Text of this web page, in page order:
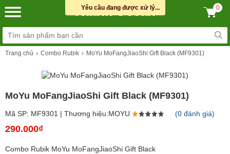
Rubik Ocean 0
Trang chủ Combo Rubik MoYu MoFangJiaoShi Gift Black (MF9301)
MoYu MoFangJiaoShi Gift Black (MF9301)
Mã SP: MF9301 | Thương hiệu:MOYU (0 đánh giá)
290.000₫
Combo Rubik MoYu MoFangJiaoShi Gift Black
Yêu cầu đang được xử lý...